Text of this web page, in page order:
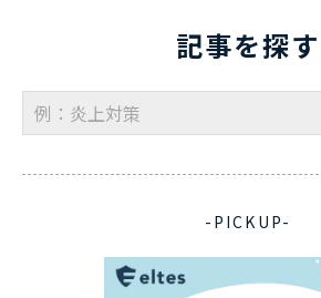
記事を探す
-PICKUP-